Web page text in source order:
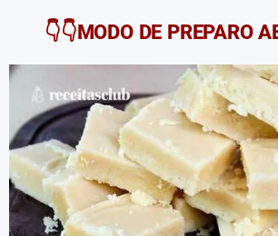
👇👇MODO DE PREPARO